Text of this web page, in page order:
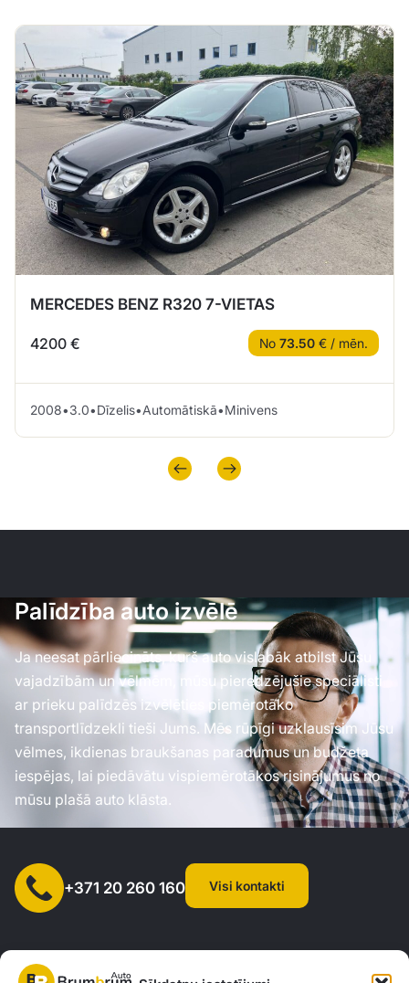
MERCEDES BENZ R320 7-VIETAS
4200 € No 73.50 € / mēn.
2008•3.0•Dīzelis•Automātiskā•Minivens
Palīdzība auto izvēlē
Ja neesat pārliecināts, kurš auto vislabāk atbilst Jūsu
vajadzībām un vēlmēm, mūsu pieredzējušie speciālisti
ar prieku palīdzēs izvēlēties piemērotāko
transportlīdzekli tieši Jums. Mēs rūpīgi uzklausīsim Jūsu
vēlmes, ikdienas braukšanas paradumus un budžeta
iespējas, lai piedāvātu vispiemērotākos risinājumus no
mūsu plašā auto klāsta.
+371 20 260 160 Visi kontakti